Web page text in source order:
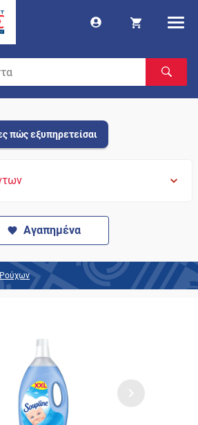
πώς εξυπηρετείσαι
Αγαπημένα
Ρούχων